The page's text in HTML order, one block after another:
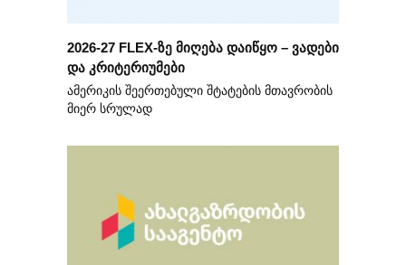
2026-27 FLEX-ზე მიღება დაიწყო – ვადები
და კრიტერიუმები
ამერიკის შეერთებული შტატების მთავრობის
მიერ სრულად